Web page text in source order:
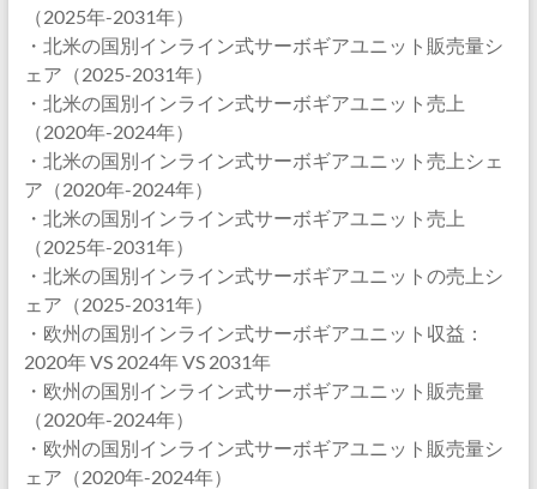
（2025年-2031年）
・北米の国別インライン式サーボギアユニット販売量シ
ェア（2025-2031年）
・北米の国別インライン式サーボギアユニット売上
（2020年-2024年）
・北米の国別インライン式サーボギアユニット売上シェ
ア（2020年-2024年）
・北米の国別インライン式サーボギアユニット売上
（2025年-2031年）
・北米の国別インライン式サーボギアユニットの売上シ
ェア（2025-2031年）
・欧州の国別インライン式サーボギアユニット収益：
2020年 VS 2024年 VS 2031年
・欧州の国別インライン式サーボギアユニット販売量
（2020年-2024年）
・欧州の国別インライン式サーボギアユニット販売量シ
ェア（2020年-2024年）